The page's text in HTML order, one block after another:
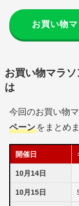
お買い物
お買い物マラ
は
今回のお買い物
ペーンをまとめま
開催日
10月14日
10月15日